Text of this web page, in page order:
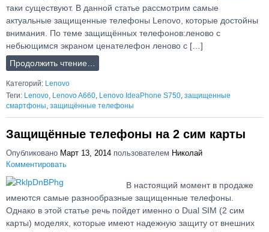
таки существуют. В данной статье рассмотрим самые
актуальные защищенные телефоны Lenovo, которые достойны
внимания. По теме защищённых телефонов:леново с
небьющимся экраном ценателефон леново с […]
Продолжить чтение…
Категорий:
Lenovo
Теги:
Lenovo Lenovo A660 Lenovo IdeaPhone S750 защищенные
смартфоны защищённые телефоны
Защищённые телефоны на 2 сим карты
Опубликовано Март 13, 2014 пользователем Николай
Комментировать
В настоящий момент в продаже
имеются самые разнообразные защищенные телефоны.
Однако в этой статье речь пойдет именно о Dual SIM (2 сим
карты) моделях, которые имеют надежную защиту от внешних